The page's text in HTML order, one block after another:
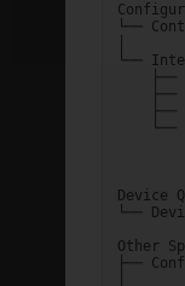
└──
└──
├──
├──
├──
└──
Device
└──
Other
├──